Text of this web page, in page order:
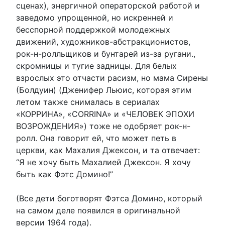
сценах), энергичной операторской работой и
заведомо упрощенной, но искренней и
бесспорной поддержкой молодежных
движений, художников-абстракционистов,
рок-н-ролльщиков и бунтарей из-за ругани.,
скромницы и тугие задницы. Для белых
взрослых это отчасти расизм, но мама Сирены
(Болдуин) (Дженифер Льюис, которая этим
летом также снималась в сериалах
«КОРРИНА», «CORRINA» и «ЧЕЛОВЕК ЭПОХИ
ВОЗРОЖДЕНИЯ») тоже не одобряет рок-н-
ролл. Она говорит ей, что может петь в
церкви, как Махалия Джексон, и та отвечает:
“Я не хочу быть Махалией Джексон. Я хочу
быть как Фэтс Домино!”
(Все дети боготворят Фэтса Домино, который
на самом деле появился в оригинальной
версии 1964 года).